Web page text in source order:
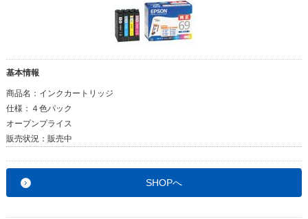
基本情報
商品名： インクカートリッジ
仕様： ４色パック
オープンプライス
販売状況： 販売中
SHOPへ